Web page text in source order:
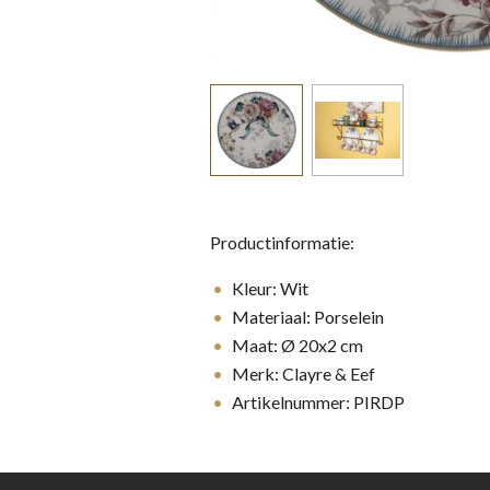
Productinformatie:
Kleur: Wit
Materiaal: Porselein
Maat: Ø 20x2 cm
Merk: Clayre & Eef
Artikelnummer: PIRDP